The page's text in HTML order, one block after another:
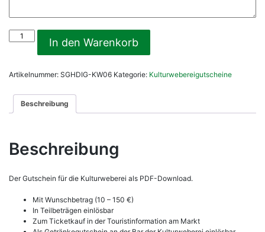
Gutschein-
Kulturweberei-
Menge
In den Warenkorb
Artikelnummer: SGHDIG-KW06 Kategorie: Kulturwebereigutscheine
Beschreibung
Beschreibung
Der Gutschein für die Kulturweberei als PDF-Download.
Mit Wunschbetrag (10 – 150 €)
In Teilbeträgen einlösbar
Zum Ticketkauf in der Touristinformation am Markt